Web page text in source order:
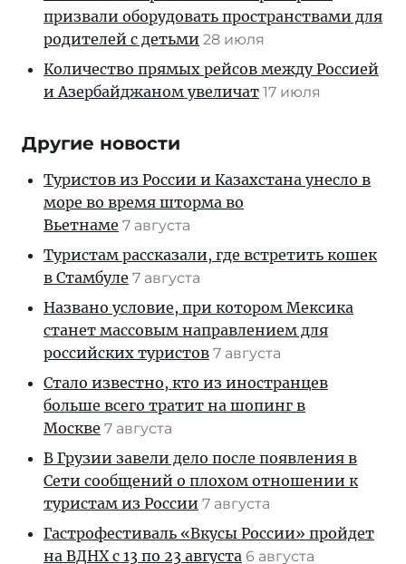
призвали оборудовать пространствами для
родителей с детьми 28 июля
Количество прямых рейсов между Россией
и Азербайджаном увеличат 17 июля
Другие новости
Туристов из России и Казахстана унесло в
море во время шторма во
Вьетнаме 7 августа
Туристам рассказали, где встретить кошек
в Стамбуле 7 августа
Названо условие, при котором Мексика
станет массовым направлением для
российских туристов 7 августа
Стало известно, кто из иностранцев
больше всего тратит на шопинг в
Москве 7 августа
В Грузии завели дело после появления в
Сети сообщений о плохом отношении к
туристам из России 7 августа
Гастрофестиваль «Вкусы России» пройдет
на ВДНХ с 13 по 23 августа 6 августа